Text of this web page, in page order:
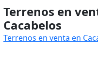
Terrenos en
Cacabelos
Terrenos en venta en